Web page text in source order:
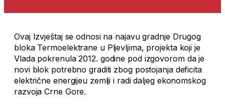
Ovaj Izvještaj se odnosi na najavu gradnje Drugog
bloka Termoelektrane u Pljevljima, projekta koji je
Vlada pokrenula 2012. godine pod izgovorom da je
novi blok potrebno graditi zbog postojanja deficita
električne energijeu zemlji i radi daljeg ekonomskog
razvoja Crne Gore.